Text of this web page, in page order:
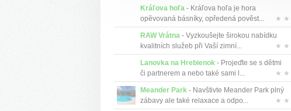
Kráľova hoľa - Kráľova hoľa je hora
opěvovaná básníky, opředená pověst...
★ ★
RAW Vrátna - Vyzkoušejte širokou nabídku
kvalitních služeb při Vaší zimní...
★ ★
Lanovka na Hrebienok - Projeďte se s dětmi
či partnerem a nebo také sami l...
★ ★
Meander Park - Navštivte Meander Park plný
zábavy ale také relaxace a odpo...
★ ★